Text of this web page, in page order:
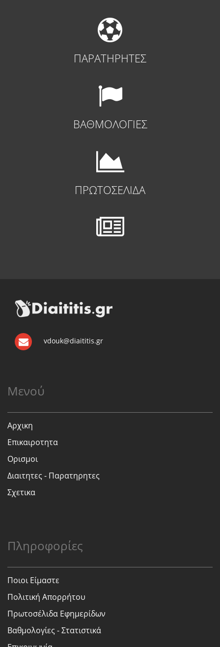
ΠΑΡΑΤΗΡΗΤΕΣ
ΒΑΘΜΟΛΟΓΙΕΣ
ΠΡΩΤΟΣΕΛΙΔΑ
vdouk@diaititis.gr
Μενού
Αρχικη
Επικαιροτητα
Ορισμοι
Διαιτητες - Παρατηρητες
Σχετικα
Πληροφορίες
Ποιοι Είμαστε
Πολιτική Απορρήτου
Πρωτοσέλιδα Εφημερίδων
Βαθμολογίες - Στατιστικά